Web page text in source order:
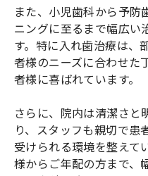
また、小児歯科から予防
ニングに至るまで幅広い
す。特に入れ歯治療は、
者様のニーズに合わせた
者様に喜ばれています。
さらに、院内は清潔さと
り、スタッフも親切で患
受けられる環境を整えて
様からご年配の方まで、